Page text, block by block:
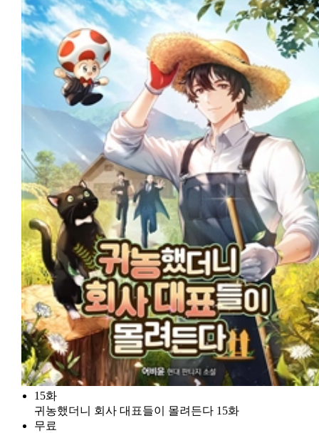
15화
귀농했더니 회사 대표들이 몰려든다 15화
무료